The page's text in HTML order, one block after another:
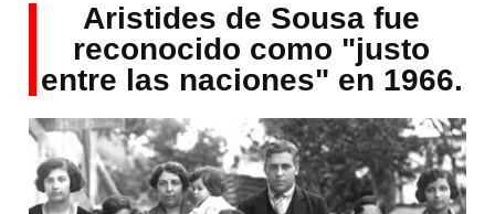
Aristides de Sousa fue
reconocido como "justo
entre las naciones" en 1966.